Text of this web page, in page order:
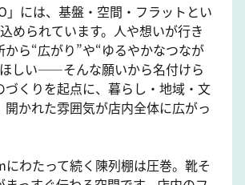
」には、基盤・空間・フラットとい
められています。人や想いが行き
から“広がり”や“ゆるやかなつなが
しい——そんな願いから名付けら
づくりを起点に、暮らし・地域・文
かれた雰囲気が店内全体に広がっ
わたって続く陳列棚は圧巻。靴そ